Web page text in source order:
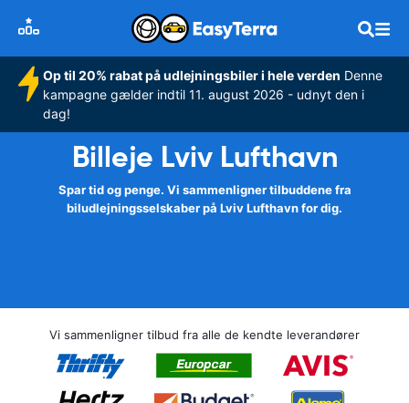
Op til 20% rabat på udlejningsbiler i hele verden Denne
kampagne gælder indtil 11. august 2026 - udnyt den i
dag!
Billeje Lviv Lufthavn
Spar tid og penge. Vi sammenligner tilbuddene fra
biludlejningsselskaber på Lviv Lufthavn for dig.
Vi sammenligner tilbud fra alle de kendte leverandører